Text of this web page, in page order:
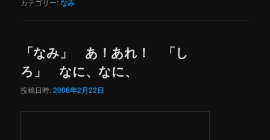
カテゴリー:なみ
「なみ」 あ！あれ！ 「し
ろ」 なに、なに、
投稿日時:2006年2月22日